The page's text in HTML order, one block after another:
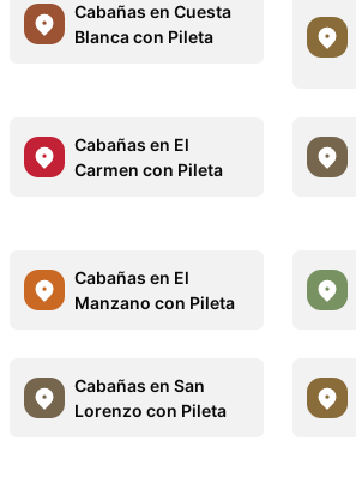
Cabañas en Cuesta
Blanca con Pileta
Cabañas en El
Carmen con Pileta
Cabañas en El
Manzano con Pileta
Cabañas en San
Lorenzo con Pileta